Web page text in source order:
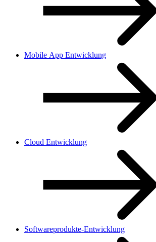
Mobile App Entwicklung
Cloud Entwicklung
Softwareprodukte-Entwicklung